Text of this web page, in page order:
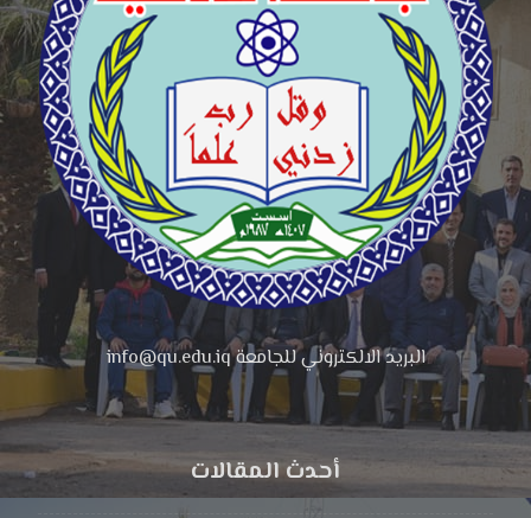
البريد الالكتروني للجامعة info@qu.edu.iq
أحدث المقالات